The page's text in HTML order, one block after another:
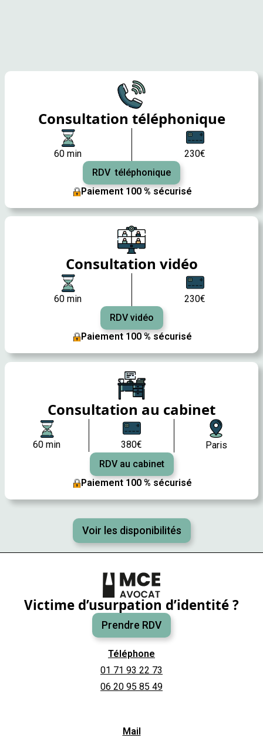
Consultation téléphonique
60 min
230€
RDV téléphonique
Paiement 100 % sécurisé
Consultation vidéo
60 min
230€
RDV vidéo
Paiement 100 % sécurisé
Consultation au cabinet
60 min 380€
Paris
RDV au cabinet
Paiement 100 % sécurisé
Voir les disponibilités
Victime d’usurpation d’identité ?
Prendre RDV
Téléphone
01 71 93 22 73
06 20 95 85 49
Mail